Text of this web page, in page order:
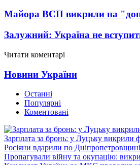
Майора ВСП викрили на
Залужний: Україна не
Читати коментарі
Новини України
Останні
Популярні
Коментовані
Зарплата за бронь: у Луцьку викрили
Росіяни вдарили по
Пропагували війну та окупацію: